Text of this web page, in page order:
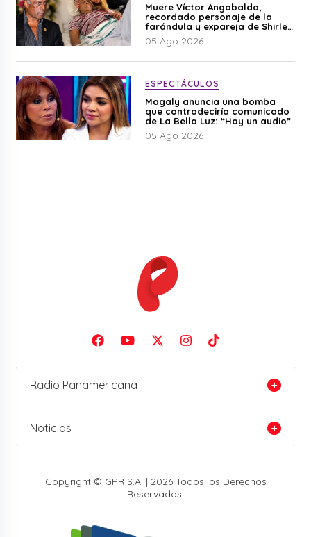
Muere Víctor Angobaldo,
recordado personaje de la
farándula y expareja de Shirley
Cherres
05 Ago 2026
ESPECTÁCULOS
Magaly anuncia una bomba
que contradeciría comunicado
de La Bella Luz: “Hay un audio”
05 Ago 2026
Radio Panamericana
Noticias
Copyright © GPR S.A. | 2026 Todos los Derechos
Reservados.